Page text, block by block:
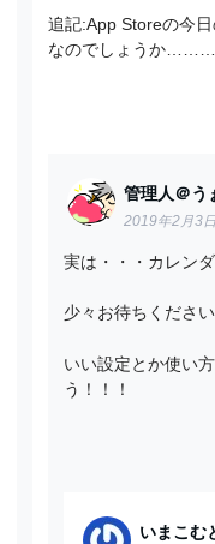
追記:App Storeの今
なのでしょうか
管理人＠う
2019年2月3
実は・・・カレン
少々お待ちください
いい設定とか使い
う！！！
いまこむ